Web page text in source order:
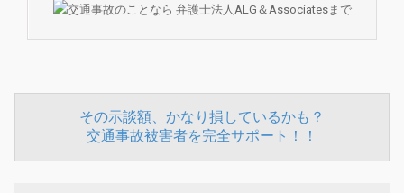
その示談額、かなり損しているかも？
交通事故被害者を完全サポート！！